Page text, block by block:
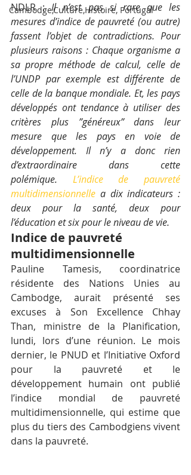
Cambodge,Culture,Histoire, Portugal
NDLR : Il n’est pas si rare que les
mesures d’indice de pauvreté (ou autre)
fassent l’objet de contradictions. Pour
plusieurs raisons : Chaque organisme a
sa propre méthode de calcul, celle de
l’UNDP par exemple est différente de
celle de la banque mondiale. Et, les pays
développés ont tendance à utiliser des
critères plus ”généreux” dans leur
mesure que les pays en voie de
développement. Il n’y a donc rien
d’extraordinaire dans cette
polémique. L’indice de pauvreté
multidimensionnelle a dix indicateurs :
deux pour la santé, deux pour
l’éducation et six pour le niveau de vie.
Indice de pauvreté
multidimensionnelle
Pauline Tamesis, coordinatrice
résidente des Nations Unies au
Cambodge, aurait présenté ses
excuses à Son Excellence Chhay
Than, ministre de la Planification,
lundi, lors d’une réunion. Le mois
dernier, le PNUD et l’Initiative Oxford
pour la pauvreté et le
développement humain ont publié
l’indice mondial de pauvreté
multidimensionnelle, qui estime que
plus du tiers des Cambodgiens vivent
dans la pauvreté.